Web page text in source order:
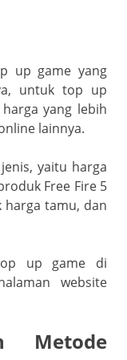
up game yang
untuk top up
yang lebih
lainnya.
yaitu harga
Free Fire 5
harga tamu, dan
up game di
website
Metode